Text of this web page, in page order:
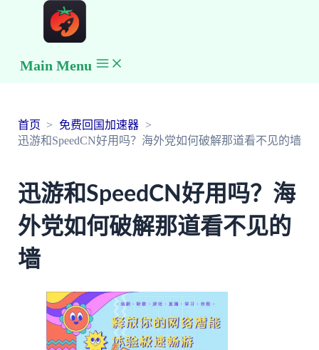
Main Menu
首页
免费回国加速器
迅游和SpeedCN好用吗？海外党如何破解那道看不见的墙
迅游和SpeedCN好用吗？海
外党如何破解那道看不见的
墙